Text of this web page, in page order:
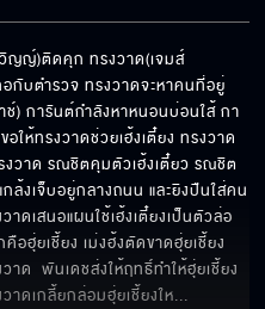
ญญ์)ติดคุก ทรงวาด(เจมส์
กับตำรวจ ทรงวาดจะหาคนที่อยู่
ช์) การันต์กำลังหาหนอนบ่อนใส้ กา
ให้ทรงวาดช่วยเฮ้งเตี๋ยง ทรงวาด
งวาด รณชิตคุมตัวเฮ้งเตี๋ยว รณชิต
ล้งเจ็บอยู่กลางถนน และยิงปืนใส่คน
ดเสนอแผนใช้เฮ้งเตี๋ยงเป็นตัวล่อ
ฮุ่ยเชี้ยง เม่งฮ้งตัดขาดฮุ่ยเชี้ยง
พันเดชส่งให้ฤทธิ์ทำให้ฮุ่ยเชี้ยง
าดเกลี้ยกล่อมฮุ่ยเชี้ยงให...